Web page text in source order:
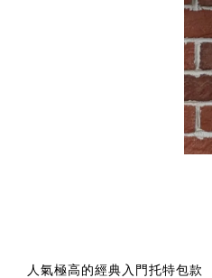
人氣極高的經典入門托特包款